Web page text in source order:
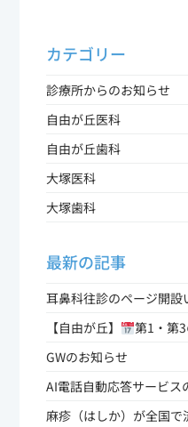
カテゴリー
診療所からのお知らせ
自由が丘医科
自由が丘歯科
大塚医科
大塚歯科
最新の記事
耳鼻科往診のページ開設
【自由が丘】
第1・第
GWのお知らせ
AI電話自動応答サービス
麻疹（はしか）が全国